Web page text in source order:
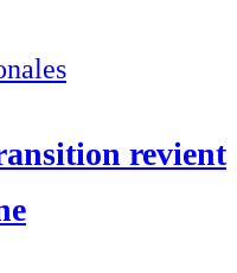
revient